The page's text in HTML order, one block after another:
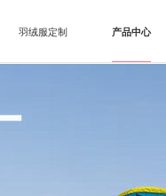
羽绒服定制 产品中心